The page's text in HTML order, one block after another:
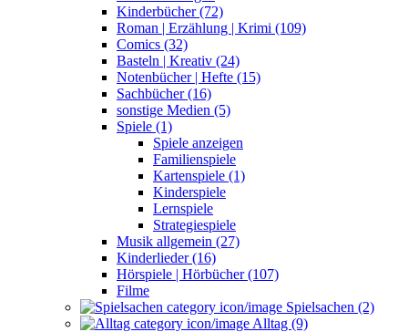
Kinderbücher (72)
Roman | Erzählung | Krimi (109)
Comics (32)
Basteln | Kreativ (24)
Notenbücher | Hefte (15)
Sachbücher (16)
sonstige Medien (5)
Spiele (1)
Spiele anzeigen
Familienspiele
Kartenspiele (1)
Kinderspiele
Lernspiele
Strategiespiele
Musik allgemein (27)
Kinderlieder (16)
Hörspiele | Hörbücher (107)
Filme
Spielsachen (2)
Alltag (9)